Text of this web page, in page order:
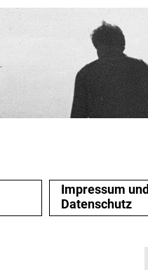
Impressum und
Datenschutz